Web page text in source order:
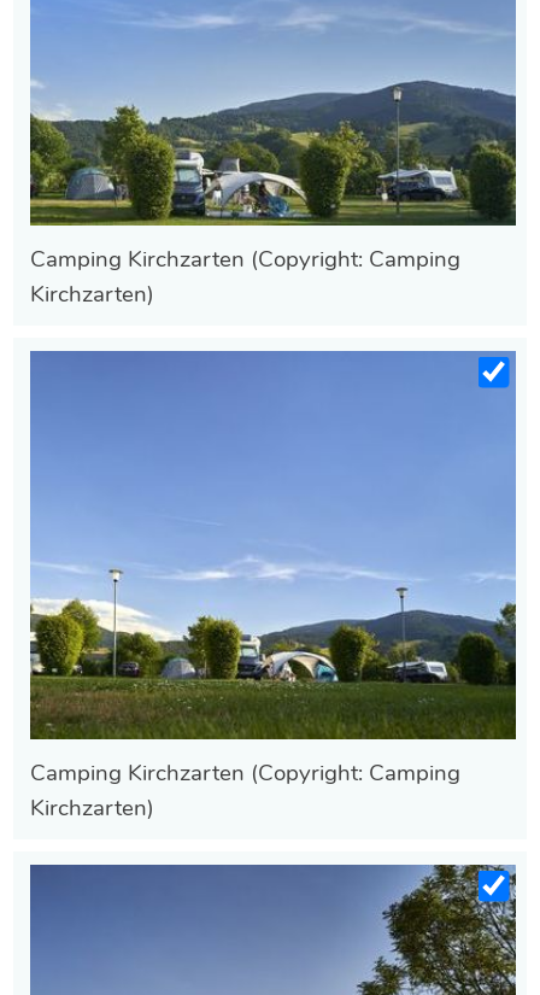
Camping Kirchzarten (Copyright: Camping
Kirchzarten)
Camping Kirchzarten (Copyright: Camping
Kirchzarten)